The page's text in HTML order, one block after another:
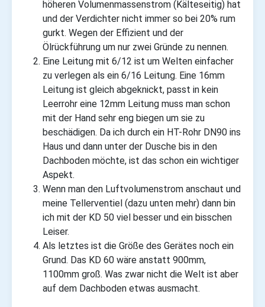
höheren Volumenmassenstrom (Kälteseitig) hat
und der Verdichter nicht immer so bei 20% rum
gurkt. Wegen der Effizient und der
Ölrückführung um nur zwei Gründe zu nennen.
Eine Leitung mit 6/12 ist um Welten einfacher
zu verlegen als ein 6/16 Leitung. Eine 16mm
Leitung ist gleich abgeknickt, passt in kein
Leerrohr eine 12mm Leitung muss man schon
mit der Hand sehr eng biegen um sie zu
beschädigen. Da ich durch ein HT-Rohr DN90 ins
Haus und dann unter der Dusche bis in den
Dachboden möchte, ist das schon ein wichtiger
Aspekt.
Wenn man den Luftvolumenstrom anschaut und
meine Tellerventiel (dazu unten mehr) dann bin
ich mit der KD 50 viel besser und ein bisschen
Leiser.
Als letztes ist die Größe des Gerätes noch ein
Grund. Das KD 60 wäre anstatt 900mm,
1100mm groß. Was zwar nicht die Welt ist aber
auf dem Dachboden etwas ausmacht.